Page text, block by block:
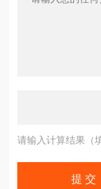
请输入计算结果（